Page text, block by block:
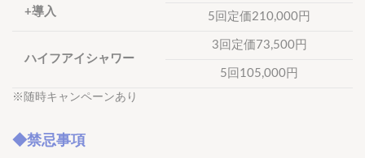
+導入
5回定価210,000円
ハイフアイシャワー
3回定価73,500円
5回105,000円
※随時キャンペーンあり
◆禁忌事項